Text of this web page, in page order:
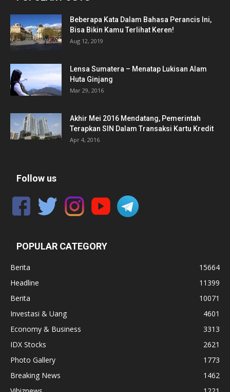
Beberapa Kata Dalam Bahasa Perancis Ini,
Bisa Bikin Kamu Terlihat Keren!
Aug 12, 2019
Lensa Sumatera – Menatap Lukisan Alam
Huta Ginjang
Mar 29, 2016
Akhir Mei 2016 Mendatang, Pemerintah
Terapkan SIN Dalam Transaksi Kartu Kredit
Apr 4, 2016
Follow us
POPULAR CATEGORY
Berita
15664
Headline
11399
Berita
10071
Investasi & Uang
4601
Economy & Business
3313
IDX Stocks
2621
Photo Gallery
1773
Breaking News
1462